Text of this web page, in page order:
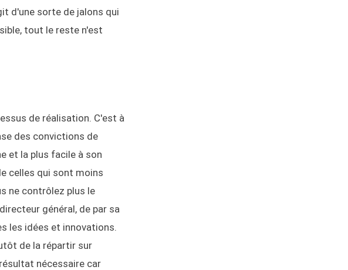
d'une sorte de jalons qui
tout le reste n'est
de réalisation. C'est à
des convictions de
et la plus facile à son
celles qui sont moins
ne contrôlez plus le
général, de par sa
les idées et innovations.
de la répartir sur
nécessaire car